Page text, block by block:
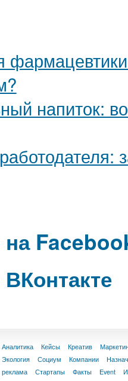
напиток:
Аналитика Кейсы Креатив
Экология
Социум Компании
реклама
Стартапы Факты Event